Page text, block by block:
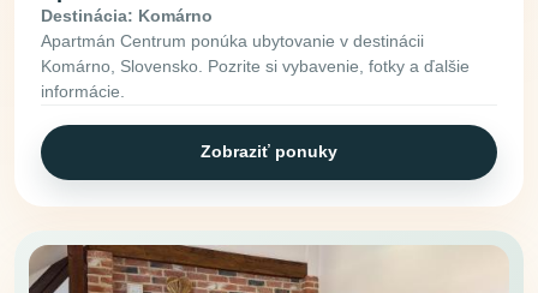
Destinácia: Komárno
Apartmán Centrum ponúka ubytovanie v destinácii
Komárno, Slovensko. Pozrite si vybavenie, fotky a ďalšie
informácie.
Zobraziť ponuky